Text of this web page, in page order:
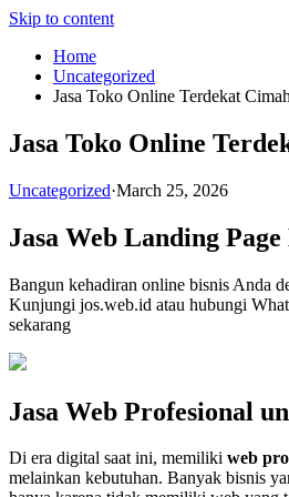
Skip to content
Home
Uncategorized
Jasa Toko Online Terdekat
Jasa Toko Online
Uncategorized·March 25, 2026
Jasa Web Landing
Bangun kehadiran online bisnis Anda
Kunjungi jos.web.id atau hubungi
sekarang
Jasa Web Profesional
Di era digital saat ini, memiliki web
melainkan kebutuhan. Banyak bisnis